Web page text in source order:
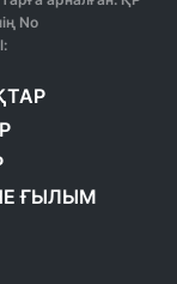
No
ҒЫЛЫМ